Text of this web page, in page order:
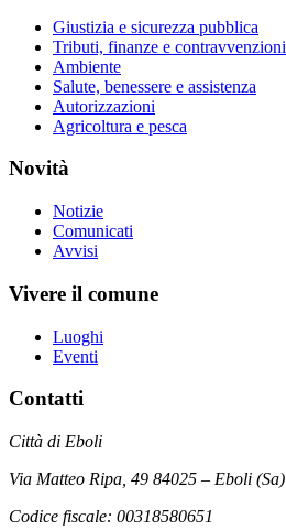
Giustizia e sicurezza pubblica
Tributi, finanze e contravvenzioni
Ambiente
Salute, benessere e assistenza
Autorizzazioni
Agricoltura e pesca
Novità
Notizie
Comunicati
Avvisi
Vivere il comune
Luoghi
Eventi
Contatti
Città di Eboli
Via Matteo Ripa, 49 84025 – Eboli (Sa)
Codice fiscale: 00318580651